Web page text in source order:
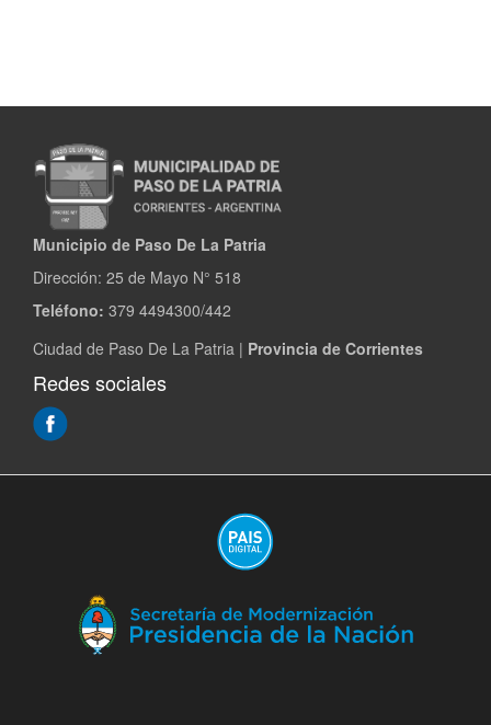
Municipio de Paso De La Patria
Dirección: 25 de Mayo N° 518
Teléfono: 379 4494300/442
Ciudad de Paso De La Patria | Provincia de Corrientes
Redes sociales